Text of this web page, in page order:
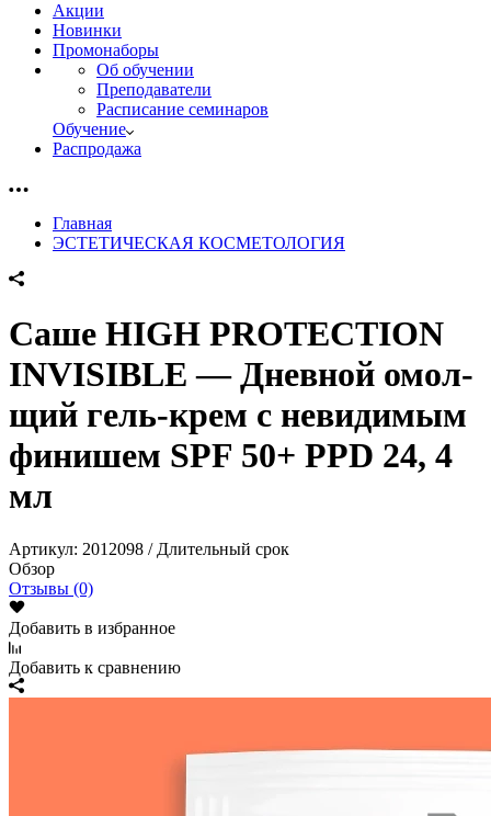
Акции
Новинки
Промонаборы
Об обучении
Преподаватели
Расписание семинаров
Обучение
Распродажа
Главная
ЭСТЕТИЧЕСКАЯ КОСМЕТОЛОГИЯ
Саше HIGH PROTECTION
INVISIBLE — Дневной омол-
щий гель-крем c невидимым
финишем SPF 50+ PPD 24, 4
мл
Артикул: 2012098 / Длительный срок
Обзор
Отзывы (0)
Добавить в избранное
Добавить к сравнению